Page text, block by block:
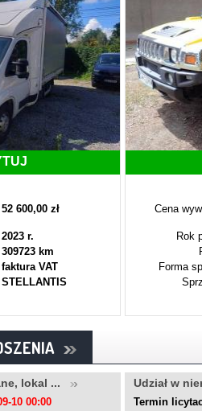
52 600,00 zł
2023 r.
309723 km
faktura VAT
STELLANTIS
Cena
Rok
Forma
lokal ...
10 00:00
Udział w
Termin